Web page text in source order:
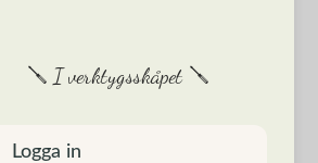
🪛 I verktygsskåpet 🪛
Logga in